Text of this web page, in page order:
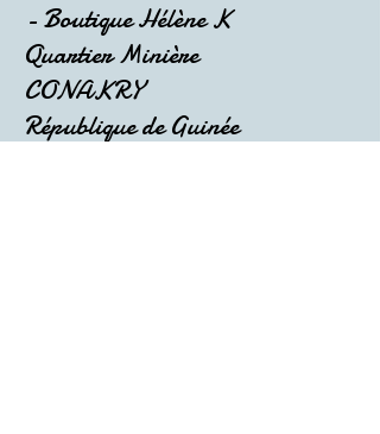
- Boutique Hélène K
Quartier Minière
CONAKRY
République de Guinée